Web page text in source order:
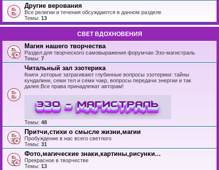
Другие верования
Все религии и течения обсуждаются в данном разделе
Темы: 13
СВЕТ ВДОХНОВЕНИЯ
Магия нашего творчества
Раздел для творческого самовыражения форумчан Эзо-магистраль
Темы: 7
Читальный зал эзотерика
Книги ,которые затрагивают глубинные вопросы эзотерики: тайны
кундалини, семи тел и семи чакр, вопросы передачи энергии и так
далее.Все права принадлежат авторам!
Темы: 48
Притчи,стихи о смысле жизни,магии
Пробуждение в нас всего светлого
Темы: 31
Фото,магические знаки,картины,рисунки...
Прекрасное в творчестве
Темы: 13